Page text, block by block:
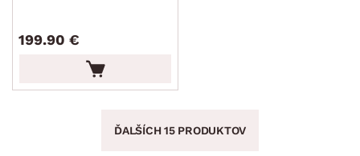
199.90 €
ĎALŠÍCH 15 PRODUKTOV